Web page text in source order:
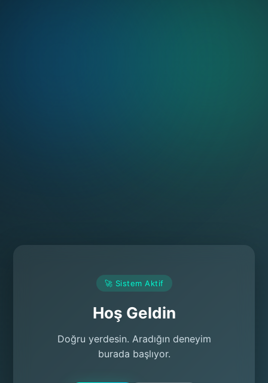
🚀 Sistem Aktif
Hoş Geldin
Doğru yerdesin. Aradığın deneyim
burada başlıyor.